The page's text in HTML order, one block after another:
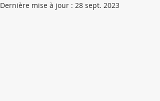
Dernière mise à jour : 28 sept. 2023